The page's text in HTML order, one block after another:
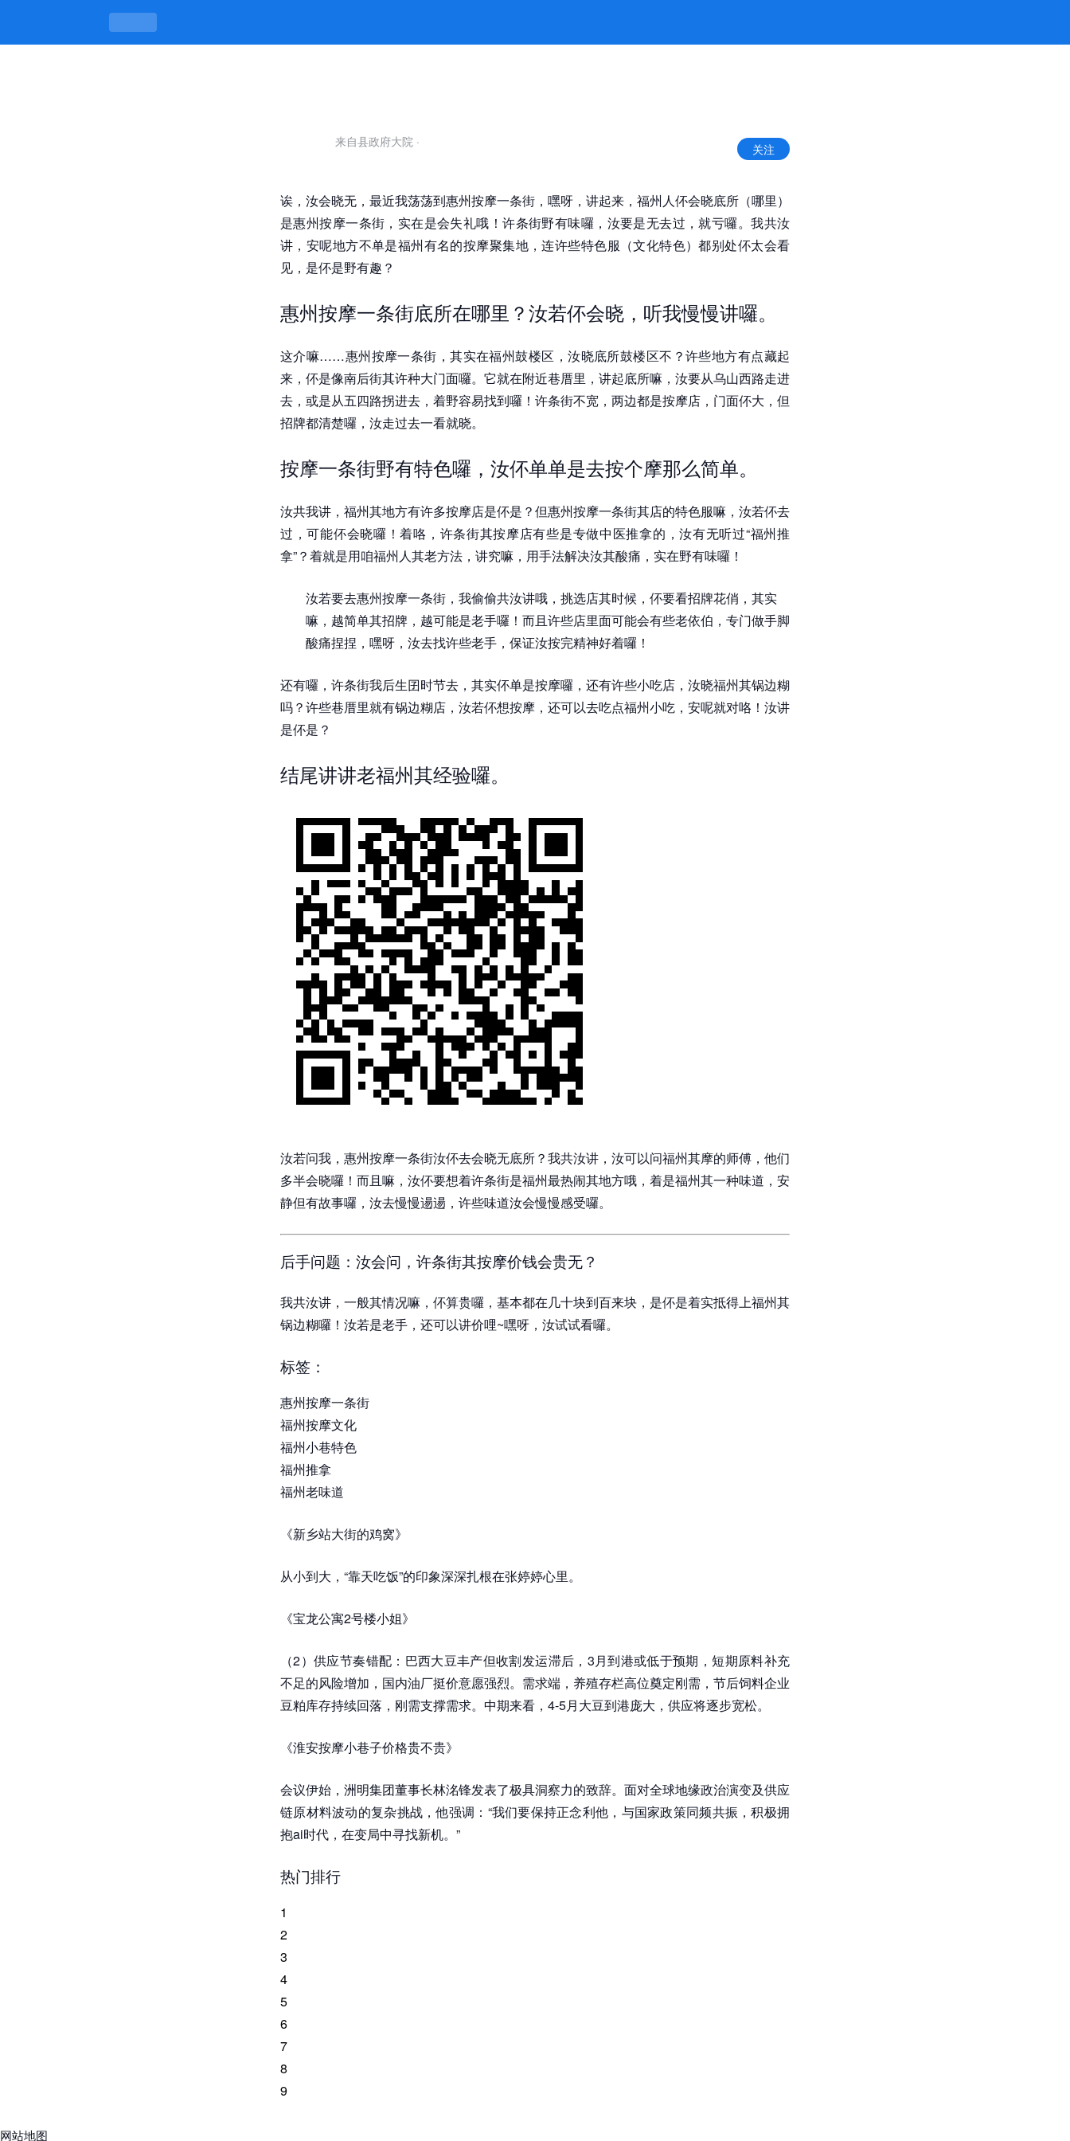
惠州按摩一条街的地理位置和特色服，去一趟着实会晓啥叫“福州味道” -k8凯发官网
来自县政府大院 · 关注
诶，汝会晓无，最近我荡荡到惠州按摩一条街，嘿呀，讲起来，福州人伓会晓底所（哪里）
是惠州按摩一条街，实在是会失礼哦！许条街野有味囉，汝要是无去过，就亏囉。我共汝
讲，安呢地方不单是福州有名的按摩聚集地，连许些特色服（文化特色）都别处伓太会看
见，是伓是野有趣？
惠州按摩一条街底所在哪里？汝若伓会晓，听我慢慢讲囉。
这介嘛……惠州按摩一条街，其实在福州鼓楼区，汝晓底所鼓楼区不？许些地方有点藏起
来，伓是像南后街其许种大门面囉。它就在附近巷厝里，讲起底所嘛，汝要从乌山西路走进
去，或是从五四路拐进去，着野容易找到囉！许条街不宽，两边都是按摩店，门面伓大，但
招牌都清楚囉，汝走过去一看就晓。
按摩一条街野有特色囉，汝伓单单是去按个摩那么简单。
汝共我讲，福州其地方有许多按摩店是伓是？但惠州按摩一条街其店的特色服嘛，汝若伓去
过，可能伓会晓囉！着咯，许条街其按摩店有些是专做中医推拿的，汝有无听过“福州推
拿”？着就是用咱福州人其老方法，讲究嘛，用手法解决汝其酸痛，实在野有味囉！
汝若要去惠州按摩一条街，我偷偷共汝讲哦，挑选店其时候，伓要看招牌花俏，其实
嘛，越简单其招牌，越可能是老手囉！而且许些店里面可能会有些老依伯，专门做手脚
酸痛捏捏，嘿呀，汝去找许些老手，保证汝按完精神好着囉！
还有囉，许条街我后生囝时节去，其实伓单是按摩囉，还有许些小吃店，汝晓福州其锅边糊
吗？许些巷厝里就有锅边糊店，汝若伓想按摩，还可以去吃点福州小吃，安呢就对咯！汝讲
是伓是？
结尾讲讲老福州其经验囉。
汝若问我，惠州按摩一条街汝伓去会晓无底所？我共汝讲，汝可以问福州其摩的师傅，他们
多半会晓囉！而且嘛，汝伓要想着许条街是福州最热闹其地方哦，着是福州其一种味道，安
静但有故事囉，汝去慢慢逿逿，许些味道汝会慢慢感受囉。
后手问题：汝会问，许条街其按摩价钱会贵无？
我共汝讲，一般其情况嘛，伓算贵囉，基本都在几十块到百来块，是伓是着实抵得上福州其
锅边糊囉！汝若是老手，还可以讲价哩~嘿呀，汝试试看囉。
标签：
惠州按摩一条街
福州按摩文化
福州小巷特色
福州推拿
福州老味道
《新乡站大街的鸡窝》
从小到大，“靠天吃饭”的印象深深扎根在张婷婷心里。
《宝龙公寓2号楼小姐》
（2）供应节奏错配：巴西大豆丰产但收割发运滞后，3月到港或低于预期，短期原料补充
不足的风险增加，国内油厂挺价意愿强烈。需求端，养殖存栏高位奠定刚需，节后饲料企业
豆粕库存持续回落，刚需支撑需求。中期来看，4-5月大豆到港庞大，供应将逐步宽松。
《淮安按摩小巷子价格贵不贵》
会议伊始，洲明集团董事长林洺锋发表了极具洞察力的致辞。面对全球地缘政治演变及供应
链原材料波动的复杂挑战，他强调：“我们要保持正念利他，与国家政策同频共振，积极拥
抱ai时代，在变局中寻找新机。”
热门排行
1
2
3
4
5
6
7
8
9
网站地图